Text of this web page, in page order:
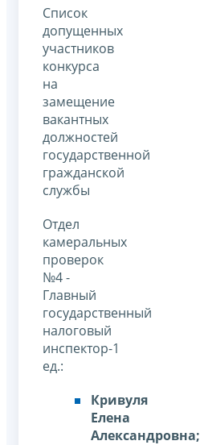
Список
допущенных
участников
конкурса
на
замещение
вакантных
должностей
государственной
гражданской
службы
Отдел
камеральных
проверок
№4 -
Главный
государственный
налоговый
инспектор-1
ед.:
Кривуля
Елена
Александровна;